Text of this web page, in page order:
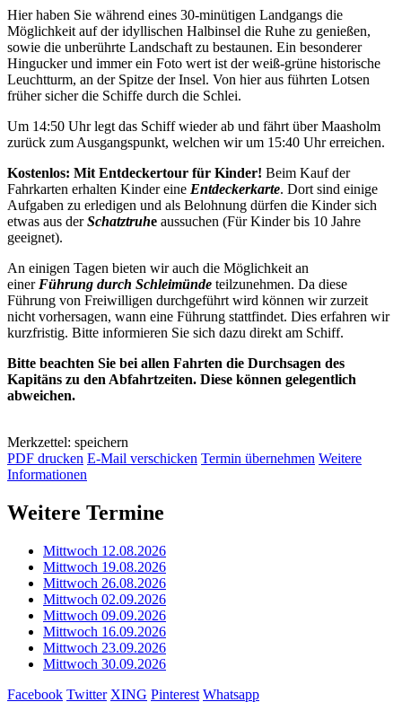
Hier haben Sie während eines 30-minütigen Landgangs die
Möglichkeit auf der idyllischen Halbinsel die Ruhe zu genießen,
sowie die unberührte Landschaft zu bestaunen. Ein besonderer
Hingucker und immer ein Foto wert ist der weiß-grüne historische
Leuchtturm, an der Spitze der Insel. Von hier aus führten Lotsen
früher sicher die Schiffe durch die Schlei.
Um 14:50 Uhr legt das Schiff wieder ab und fährt über Maasholm
zurück zum Ausgangspunkt, welchen wir um 15:40 Uhr erreichen.
Kostenlos: Mit Entdeckertour für Kinder! Beim Kauf der
Fahrkarten erhalten Kinder eine Entdeckerkarte. Dort sind einige
Aufgaben zu erledigen und als Belohnung dürfen die Kinder sich
etwas aus der Schatztruhe aussuchen (Für Kinder bis 10 Jahre
geeignet).
An einigen Tagen bieten wir auch die Möglichkeit an
einer Führung durch Schleimünde teilzunehmen. Da diese
Führung von Freiwilligen durchgeführt wird können wir zurzeit
nicht vorhersagen, wann eine Führung stattfindet. Dies erfahren wir
kurzfristig. Bitte informieren Sie sich dazu direkt am Schiff.
Bitte beachten Sie bei allen Fahrten die Durchsagen des
Kapitäns zu den Abfahrtzeiten. Diese können gelegentlich
abweichen.
Merkzettel: speichern
PDF drucken E-Mail verschicken Termin übernehmen Weitere
Informationen
Weitere Termine
Mittwoch 12.08.2026
Mittwoch 19.08.2026
Mittwoch 26.08.2026
Mittwoch 02.09.2026
Mittwoch 09.09.2026
Mittwoch 16.09.2026
Mittwoch 23.09.2026
Mittwoch 30.09.2026
Facebook Twitter XING Pinterest Whatsapp